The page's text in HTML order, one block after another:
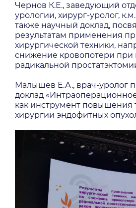
Чернов К.Е., заведующий
урологии, хирург-уролог,
также научный доклад,
результатам применения
хирургической техники,
снижение кровопотери
радикальной
Малышев Е.А., врач-уролог
доклад
как инструмент повышения
хирургии эндофитных